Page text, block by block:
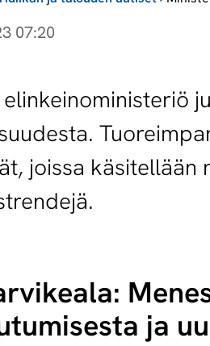
07:20
joissa käsitellään
ja